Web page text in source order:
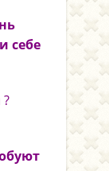
себе